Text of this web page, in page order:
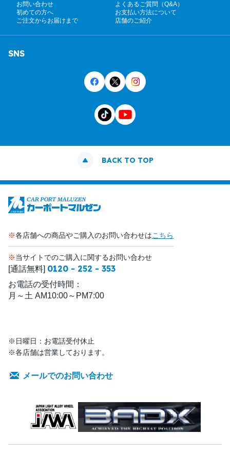
お問い合わせ
よくあるご質問（Q&A）
初めての方へ
お支払い方法について
ご注文からお届けまで
店舗のご紹介
SNS
BACK TO TOP
※各店舗への商品やご購入のお問い合わせはこちら
※当サイトでのご購入に関するお問い合わせ
[通話無料] 0120 - 252 - 353
お電話の受付時間：
月～土 AM10:00～PM7:00
※日曜日：お電話受付休止
※各店舗は営業しております。
メールでのお問い合わせ